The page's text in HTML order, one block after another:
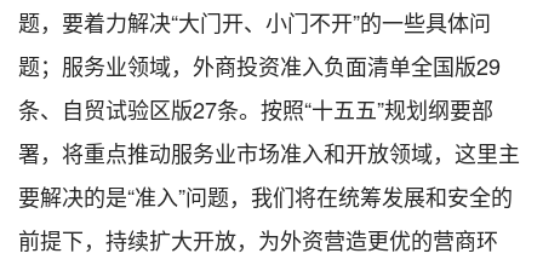
题，要着力解决“大门开、小门不开”的一些具体问
题；服务业领域，外商投资准入负面清单全国版29
条、自贸试验区版27条。按照“十五五”规划纲要部
署，将重点推动服务业市场准入和开放领域，这里主
要解决的是“准入”问题，我们将在统筹发展和安全的
前提下，持续扩大开放，为外资营造更优的营商环